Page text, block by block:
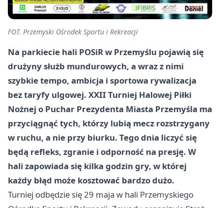
FOT. Przemyski Ośrodek Sportu i Rekreacji
Na parkiecie hali POSiR w Przemyślu pojawią się
drużyny służb mundurowych, a wraz z nimi
szybkie tempo, ambicja i sportowa rywalizacja
bez taryfy ulgowej. XXII Turniej Halowej Piłki
Nożnej o Puchar Prezydenta Miasta Przemyśla ma
przyciągnąć tych, którzy lubią mecz rozstrzygany
w ruchu, a nie przy biurku. Tego dnia liczyć się
będą refleks, zgranie i odporność na presję. W
hali zapowiada się kilka godzin gry, w której
każdy błąd może kosztować bardzo dużo.
Turniej odbędzie się 29 maja w hali Przemyskiego